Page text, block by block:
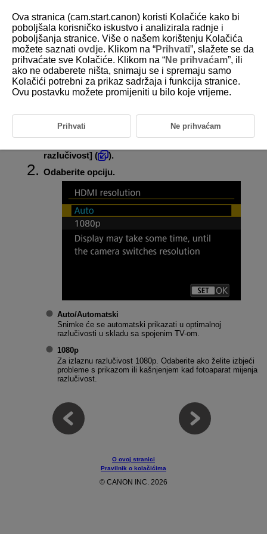
D292-182
HDMI razlučivost
razlučivost] (
).
Odaberite opciju.
Auto/Automatski
Snimke će se automatski prikazati u optimalnoj
razlučivosti u skladu sa spojenim TV-om.
1080p
Za izlaznu razlučivost 1080p. Odaberite ako želite izbjeći
probleme s prikazom ili kašnjenjem kad fotoaparat mijenja
razlučivost.
O ovoj stranici
Pravilnik o kolačićima
© CANON INC. 2026
Ova stranica (cam.start.canon) koristi Kolačiće kako bi
poboljšala korisničko iskustvo i analizirala radnje i
poboljšanja stranice. Više o našem korištenju Kolačića
možete saznati ovdje. Klikom na “Prihvati”, slažete se da
prihvaćate sve Kolačiće. Klikom na “Ne prihvaćam”, ili
ako ne odaberete ništa, snimaju se i spremaju samo
Kolačići potrebni za prikaz sadržaja i funkcija stranice.
Ovu postavku možete promijeniti u bilo koje vrijeme.
Prihvati Ne prihvaćam